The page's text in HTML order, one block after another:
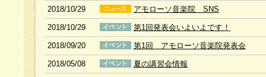
2018/10/29 アモローソ音楽院 SNS
2018/10/29 第1回発表会いよいよです！
2018/09/20 第1回 アモローソ音楽院発表会
2018/05/08 夏の講習会情報